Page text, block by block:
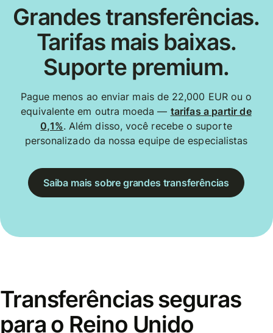
Grandes transferências.
Tarifas mais baixas.
Suporte premium.
Pague menos ao enviar mais de 22,000 EUR ou o
equivalente em outra moeda — tarifas a partir de
0,1%. Além disso, você recebe o suporte
personalizado da nossa equipe de especialistas
Saiba mais sobre grandes transferências
Transferências seguras
para o Reino Unido